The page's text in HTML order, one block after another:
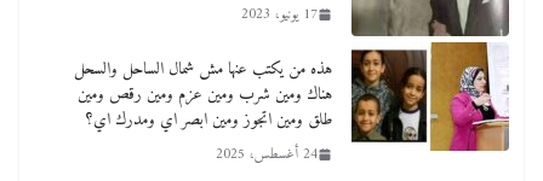
17 يونيو، 2023
هذه من يكتب عنها مش شمال الساحل والسحل
هناك ومين شرب ومين عزم ومين رقص ومين
طلق ومين اتجوز ومين ابصر اي ومدرك اي؟
24 أغسطس، 2025